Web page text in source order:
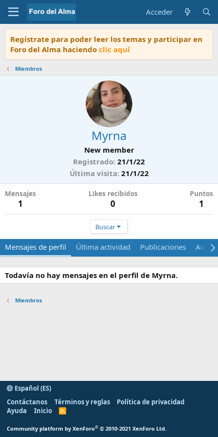
Acceder
Regístrate para poder leer los temas y participar en
Foro del Alma haciendo clic aquí
Miembros
Myrna
New member
Registrado 21/1/22
Última visita 21/1/22
Mensajes
1
Likes recibidos
0
Puntos
1
Buscar
Mensajes de perfil Última actividad Publicaciones Acerca
Todavía no hay mensajes en el perfil de Myrna.
Miembros
Español (ES)
Contáctanos
Términos y reglas
Política de privacidad
Ayuda
Inicio
R
Community platform by XenForo® © 2010-2021 XenForo Ltd.